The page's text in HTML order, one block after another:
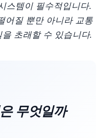
스템이 필수적입니다.
어질 뿐만 아니라 교통
초래할 수 있습니다.
무엇일까